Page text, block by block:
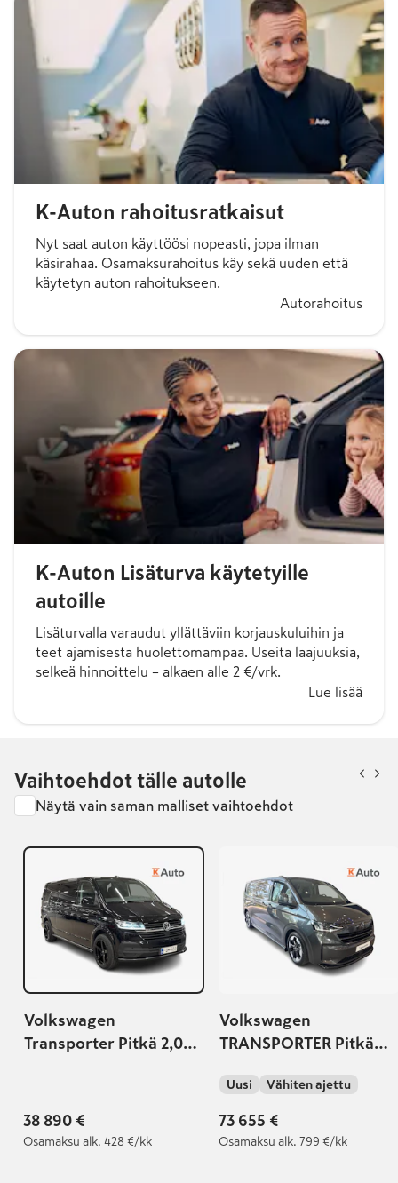
K-Auton rahoitusratkaisut
Nyt saat auton käyttöösi nopeasti, jopa ilman
käsirahaa. Osamaksurahoitus käy sekä uuden että
käytetyn auton rahoitukseen.
Autorahoitus
K-Auton Lisäturva käytetyille
autoille
Lisäturvalla varaudut yllättäviin korjauskuluihin ja
teet ajamisesta huolettomampaa. Useita laajuuksia,
selkeä hinnoittelu – alkaen alle 2 €/vrk.
Lue lisää
Vaihtoehdot tälle autolle
Näytä vain saman malliset vaihtoehdot
Volkswagen
Transporter Pitkä 2,0
autoon saatavilla
lisäturva!
38 890 €
Osamaksu alk. 428 €/kk
Volkswagen
TRANSPORTER Pitkä
Premium Edition 2,0 TDI
125 kW 4Motion,
Automaatti |
Uusi Vähiten ajettu
73 655 €
Osamaksu alk. 799 €/kk